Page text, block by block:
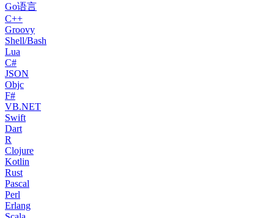
Go语言
C++
Groovy
Shell/Bash
Lua
C#
JSON
Objc
F#
VB.NET
Swift
Dart
R
Clojure
Kotlin
Rust
Pascal
Perl
Erlang